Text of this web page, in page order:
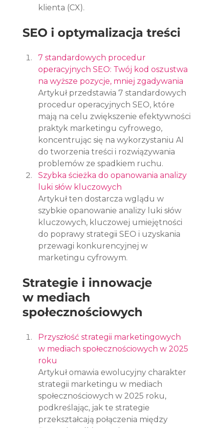
klienta (CX).
SEO i optymalizacja treści
7 standardowych procedur
operacyjnych SEO: Twój kod oszustwa
na wyższe pozycje, mniej zgadywania
Artykuł przedstawia 7 standardowych
procedur operacyjnych SEO, które
mają na celu zwiększenie efektywności
praktyk marketingu cyfrowego,
koncentrując się na wykorzystaniu AI
do tworzenia treści i rozwiązywania
problemów ze spadkiem ruchu.
Szybka ścieżka do opanowania analizy
luki słów kluczowych
Artykuł ten dostarcza wglądu w
szybkie opanowanie analizy luki słów
kluczowych, kluczowej umiejętności
do poprawy strategii SEO i uzyskania
przewagi konkurencyjnej w
marketingu cyfrowym.
Strategie i innowacje
w mediach
społecznościowych
Przyszłość strategii marketingowych
w mediach społecznościowych w 2025
roku
Artykuł omawia ewolucyjny charakter
strategii marketingu w mediach
społecznościowych w 2025 roku,
podkreślając, jak te strategie
przekształcają połączenia między